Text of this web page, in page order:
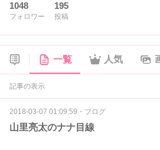
1048
フォロワー
195
投稿
一覧 人気
記事の表示
2018-03-07 01:09:59 ・ ブログ
山里亮太のナナ目線